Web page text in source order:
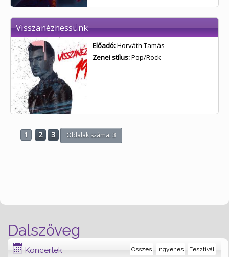
Dalszöveg
Koncertek Fesztivál
Ingyenes
Összes
Visszanézhessünk
Előadó:Horváth Tamás
Zenei stílus:Pop/Rock
1 2 3 Oldalak száma: 3